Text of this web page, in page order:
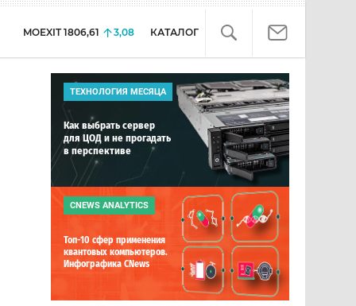
MOEXIT 1806,61 3,08 КАТАЛОГ
ТЕХНОЛОГИЯ МЕСЯЦА
Как выбрать сервер
для ЦОД и не прогадать
в перспективе
CNEWS ANALYTICS
Топ-10 сфер применения
квантовых компьютеров.
Инфографика CNews